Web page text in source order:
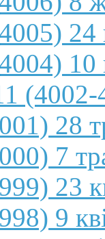
24
10
(4002-
28
7
23
9